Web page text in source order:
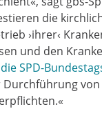
die
›ihrer‹
und den
die SPD-
Durchführung von